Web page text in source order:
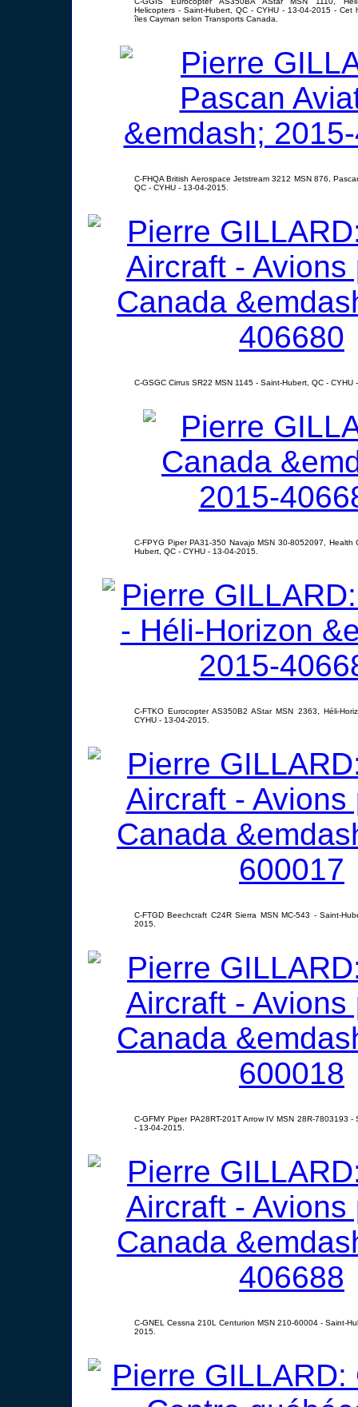
Helicopters - Saint-Hubert, QC - CYHU - 13-04-2015 - Cet
îles Cayman selon Transports Canada.
C-FHQA British Aerospace Jetstream 3212 MSN 876,
QC - CYHU - 13-04-2015.
C-GSGC Cirrus SR22 MSN 1145 - Saint-Hubert, QC - CYHU
C-FPYG Piper PA31-350 Navajo MSN 30-8052097, Health
Hubert, QC - CYHU - 13-04-2015.
C-FTKO Eurocopter AS350B2 AStar MSN 2363, Héli-
CYHU - 13-04-2015.
C-FTGD Beechcraft C24R Sierra MSN MC-543 - Saint-
2015.
C-GFMY Piper PA28RT-201T Arrow IV MSN 28R-7803193 -
- 13-04-2015.
C-GNEL Cessna 210L Centurion MSN 210-60004 - Saint-
2015.